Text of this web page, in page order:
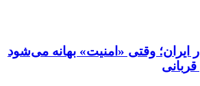
ایران؛ وقتی «امنیت» بهانه می‌شود